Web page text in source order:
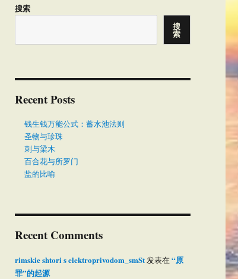
搜索
搜
索
Recent Posts
钱生钱万能公式：蓄水池法则
圣物与珍珠
刺与梁木
百合花与所罗门
盐的比喻
Recent Comments
rimskie shtori s elektroprivodom_smSt发表在“原
罪”的起源